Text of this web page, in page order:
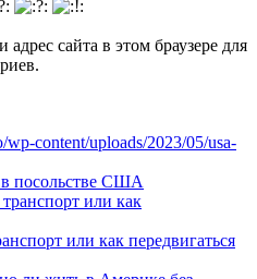
сайта в этом браузере для
в посольстве США
или как передвигаться